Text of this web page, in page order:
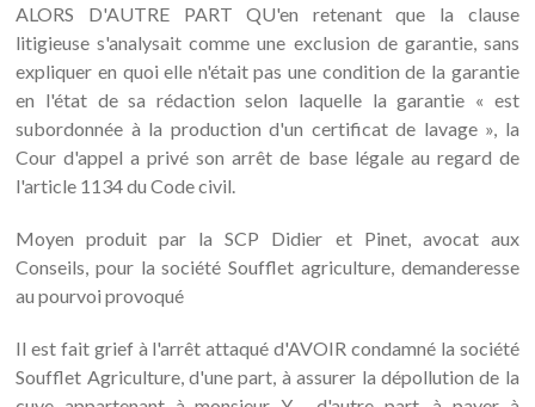
ALORS D'AUTRE PART QU'en retenant que la clause
litigieuse s'analysait comme une exclusion de garantie, sans
expliquer en quoi elle n'était pas une condition de la garantie
en l'état de sa rédaction selon laquelle la garantie « est
subordonnée à la production d'un certificat de lavage », la
Cour d'appel a privé son arrêt de base légale au regard de
l'article 1134 du Code civil.
Moyen produit par la SCP Didier et Pinet, avocat aux
Conseils, pour la société Soufflet agriculture, demanderesse
au pourvoi provoqué
Il est fait grief à l'arrêt attaqué d'AVOIR condamné la société
Soufflet Agriculture, d'une part, à assurer la dépollution de la